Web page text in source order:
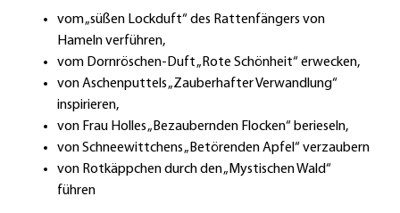
vom „süßen Lockduft“ des Rattenfängers von
Hameln verführen,
vom Dornröschen-Duft „Rote Schönheit“ erwecken,
von Aschenputtels „Zauberhafter Verwandlung“
inspirieren,
von Frau Holles „Bezaubernden Flocken“ berieseln,
von Schneewittchens „Betörenden Apfel“ verzaubern
von Rotkäppchen durch den „Mystischen Wald“
führen